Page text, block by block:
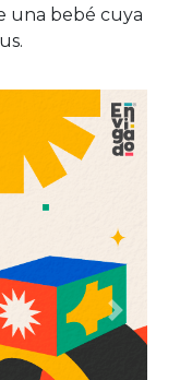
una bebé cuya